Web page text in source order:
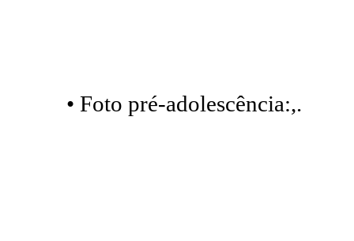
• Foto pré-adolescência:,.